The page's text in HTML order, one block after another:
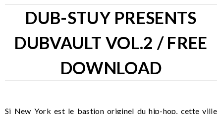
DUB-STUY PRESENTS
DUBVAULT VOL.2 / FREE
DOWNLOAD
Si New York est le bastion originel du hip-hop, cette ville